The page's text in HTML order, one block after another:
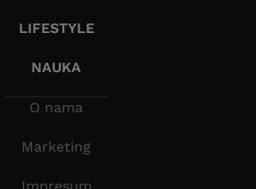
LIFESTYLE
NAUKA
O nama
Marketing